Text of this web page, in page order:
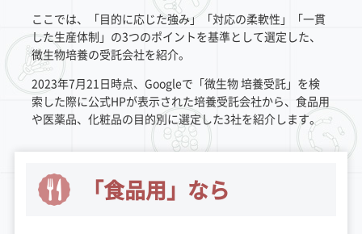
ここでは、「目的に応じた強み」「対応の柔軟性」「一貫
した生産体制」の3つのポイントを基準として選定した、
微生物培養の受託会社を紹介。
2023年7月21日時点、Googleで「微生物 培養受託」を検
索した際に公式HPが表示された培養受託会社から、食品用
や医薬品、化粧品の目的別に選定した3社を紹介します。
「食品用」なら